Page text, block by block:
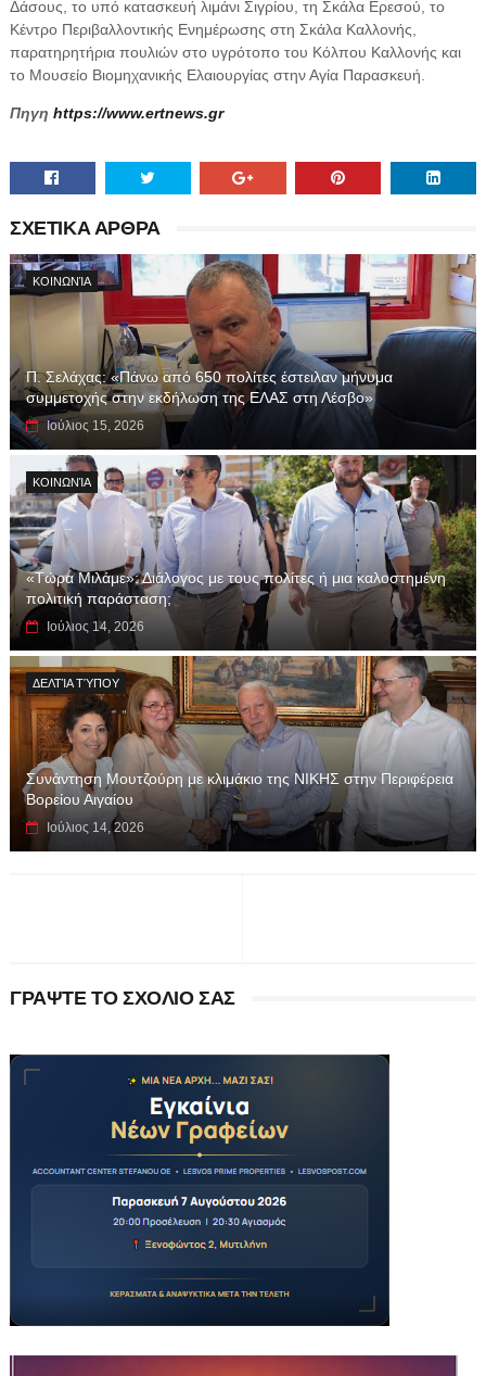
Δάσους, το υπό κατασκευή λιμάνι Σιγρίου, τη Σκάλα Ερεσού, το
Κέντρο Περιβαλλοντικής Ενημέρωσης στη Σκάλα Καλλονής,
παρατηρητήρια πουλιών στο υγρότοπο του Κόλπου Καλλονής και
το Μουσείο Βιομηχανικής Ελαιουργίας στην Αγία Παρασκευή.
Πηγη https://www.ertnews.gr
ΣΧΕΤΙΚΑ ΑΡΘΡΑ
ΚΟΙΝΩΝΊΑ
Π. Σελάχας: «Πάνω από 650 πολίτες έστειλαν μήνυμα
συμμετοχής στην εκδήλωση της ΕΛΑΣ στη Λέσβο»
Ιούλιος 15, 2026
ΚΟΙΝΩΝΊΑ
«Τώρα Μιλάμε»: Διάλογος με τους πολίτες ή μια καλοστημένη
πολιτική παράσταση;
Ιούλιος 14, 2026
ΔΕΛΤΊΑ ΤΎΠΟΥ
Συνάντηση Μουτζούρη με κλιμάκιο της ΝΙΚΗΣ στην Περιφέρεια
Βορείου Αιγαίου
Ιούλιος 14, 2026
ΓΡΑΨΤΕ ΤΟ ΣΧΟΛΙΟ ΣΑΣ